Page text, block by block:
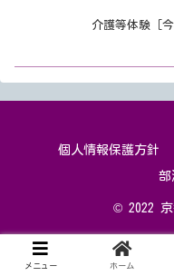
介護等体験［
個人情報保護方針
部
© 2022 京
メニュー ホーム